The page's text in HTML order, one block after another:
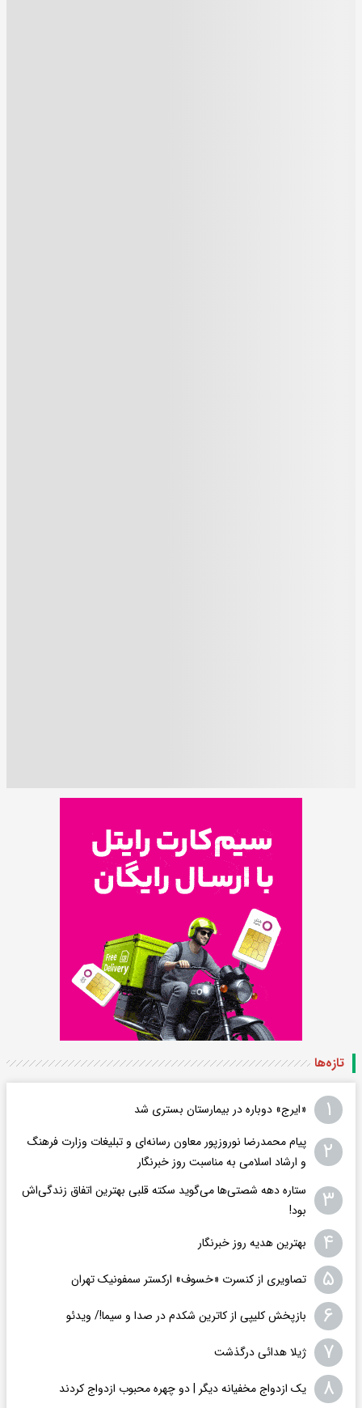
تازه‌ها
۱ «ایرج» دوباره در بیمارستان بستری شد
۲
پیام محمدرضا نوروزپور معاون رسانه‌ای و تبلیغات وزارت فرهنگ
و ارشاد اسلامی به مناسبت روز خبرنگار
۳
ستاره دهه شصتی‌ها می‌گوید سکته قلبی بهترین اتفاق زندگی‌اش
بود!
۴ بهترین هدیه روز خبرنگار
۵ تصاویری از کنسرت «خسوف» ارکستر سمفونیک تهران
۶ بازپخش کلیپی از کاترین شکدم در صدا و سیما!/ ویدئو
۷ ژیلا هدائی درگذشت
۸ یک ازدواج مخفیانه دیگر | دو چهره محبوب ازدواج کردند